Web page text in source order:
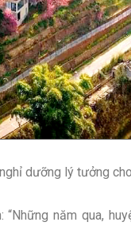
dưỡng lý tưởng
năm qua,